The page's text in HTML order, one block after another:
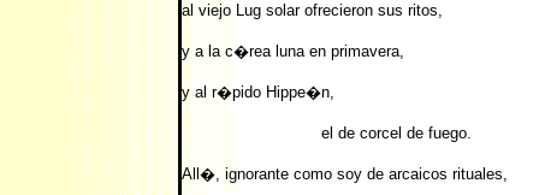
al viejo Lug solar ofrecieron sus ritos,
y a la c�rea luna en primavera,
y al r�pido Hippe�n,
el de corcel de fuego.
All�, ignorante como soy de arcaicos rituales,